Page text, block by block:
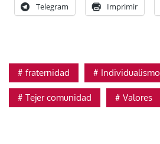
Telegram Imprimir
fraternidad Individualismo
Tejer comunidad Valores